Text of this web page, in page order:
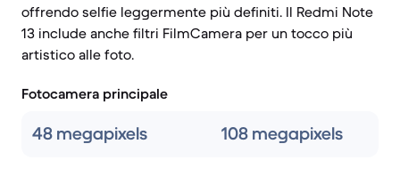
offrendo selfie leggermente più definiti. Il Redmi Note
13 include anche filtri FilmCamera per un tocco più
artistico alle foto.
Fotocamera principale
48 megapixels 108 megapixels